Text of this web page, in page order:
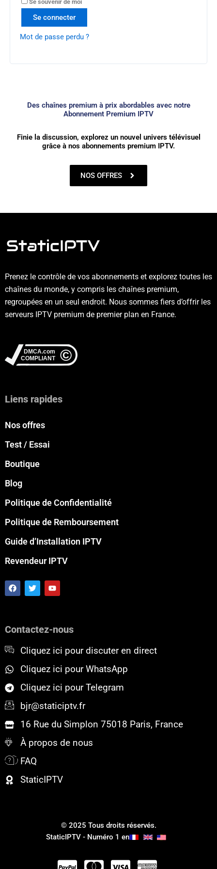
Se souvenir de moi
Se connecter
Mot de passe perdu ?
Des chaînes premium à prix abordables avec notre
Abonnement Premium IPTV
Finie la discussion, explorez un nouvel univers télévisuel
grâce à nos abonnements premium IPTV.
NOS OFFRES
Prenez le contrôle de vos abonnements et explorez toutes les
chaînes du monde, y compris les chaînes premium,
regroupées en un seul endroit. Nous sommes fiers d’offrir les
serveurs IPTV premium de premier plan en France.
Liens rapides
Nos offres
Test / Essai
Boutique
Blog
Politique de Confidentialité
Politique de Remboursement
Guide d’Installation IPTV
Revendeur IPTV
F
a
c
o
T
w
i
r
Y
o
u
e
Contactez-nous
Cliquez ici pour discuter en direct
Cliquez ici pour WhatsApp
Cliquez ici pour Telegram
bjr@staticiptv.fr
16 Rue du Simplon 75018 Paris, France
À propos de nous
FAQ
StaticIPTV
© 2025 Tous droits réservés.
StaticIPTV - Numéro 1 en